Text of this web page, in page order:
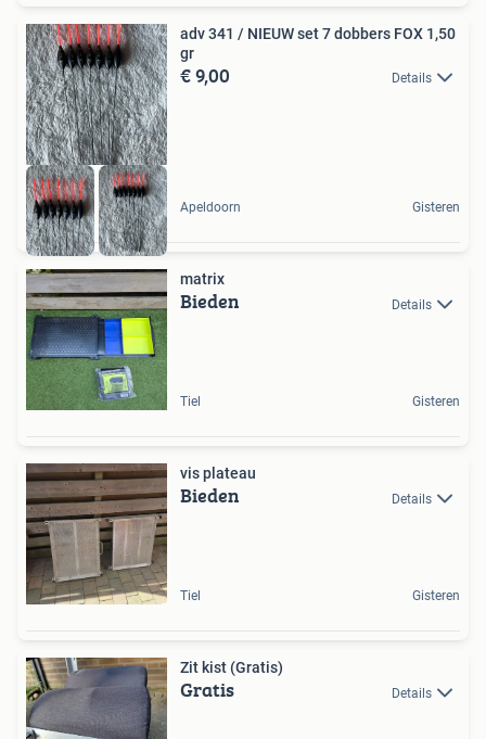
adv 341 / NIEUW set 7 dobbers FOX 1,50
gr
€ 9,00 Details
Apeldoorn Gisteren
matrix
Bieden Details
Tiel Gisteren
vis plateau
Bieden Details
Tiel Gisteren
Zit kist (Gratis)
Gratis Details